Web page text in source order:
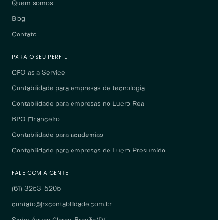
Quem somos
Blog
Contato
PARA O SEU PERFIL
CFO as a Service
Contabilidade para empresas de tecnologia
Contabilidade para empresas no Lucro Real
BPO Financeiro
Contabilidade para academias
Contabilidade para empresas de Lucro Presumido
FALE COM A GENTE
(61) 3253-5205
contato@jrxcontabilidade.com.br